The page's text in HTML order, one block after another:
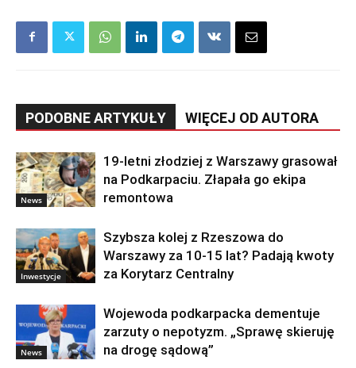
PODOBNE ARTYKUŁY WIĘCEJ OD AUTORA
News
19-letni złodziej z Warszawy grasował
na Podkarpaciu. Złapała go ekipa
remontowa
Inwestycje
Szybsza kolej z Rzeszowa do
Warszawy za 10-15 lat? Padają kwoty
za Korytarz Centralny
News
Wojewoda podkarpacka dementuje
zarzuty o nepotyzm. „Sprawę skieruję
na drogę sądową”